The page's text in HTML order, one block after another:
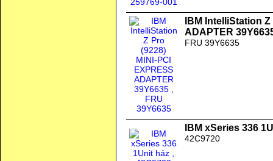
IBM IntelliStation
ADAPTER
FRU 39Y6635
IBM xSeries 336
42C9720